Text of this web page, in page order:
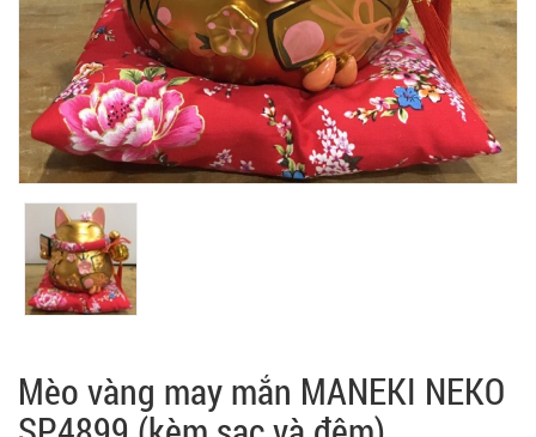
Mèo vàng may mắn MANEKI NEKO